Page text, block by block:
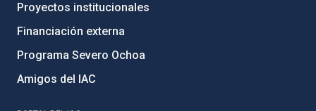
Proyectos institucionales
Financiación externa
Programa Severo Ochoa
Amigos del IAC